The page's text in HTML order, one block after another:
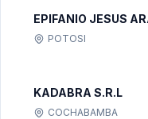
EPIFANIO JESUS
POTOSI
KADABRA S.R.L
COCHABAMBA